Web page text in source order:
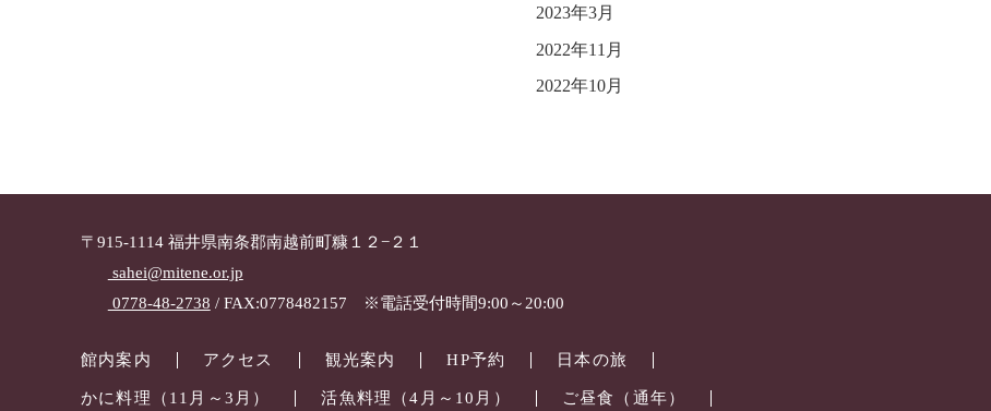
2023年3月
2022年11月
2022年10月
〒915-1114 福井県南条郡南越前町糠１２−２１
sahei@mitene.or.jp
0778-48-2738 / FAX:0778482157 ※電話受付時間9:00～20:00
館内案内 アクセス 観光案内 HP予約 日本の旅
かに料理（11月～3月） 活魚料理（4月～10月） ご昼食（通年）